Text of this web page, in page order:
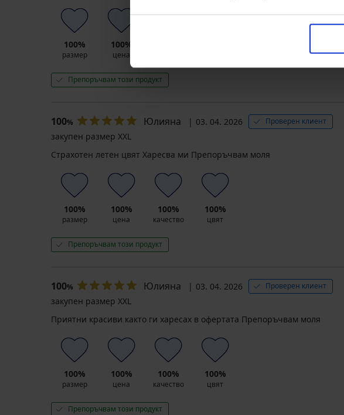
100%
размер
100%
цена
Препоръчвам този продукт
100% Юлияна 03. 04. 2026 Проверен клиент
закупен размер XXL
Страхотен летен цвят Харесва ми Препоръчвам моля
100%
размер
100%
цена
100%
качество
100%
цвят
Препоръчвам този продукт
100% Юлияна 03. 04. 2026 Проверен клиент
закупен размер XXL
Приятни красиви както ги харесах в офертата Препоръчвам моля
100%
размер
100%
цена
100%
качество
100%
цвят
Препоръчвам този продукт